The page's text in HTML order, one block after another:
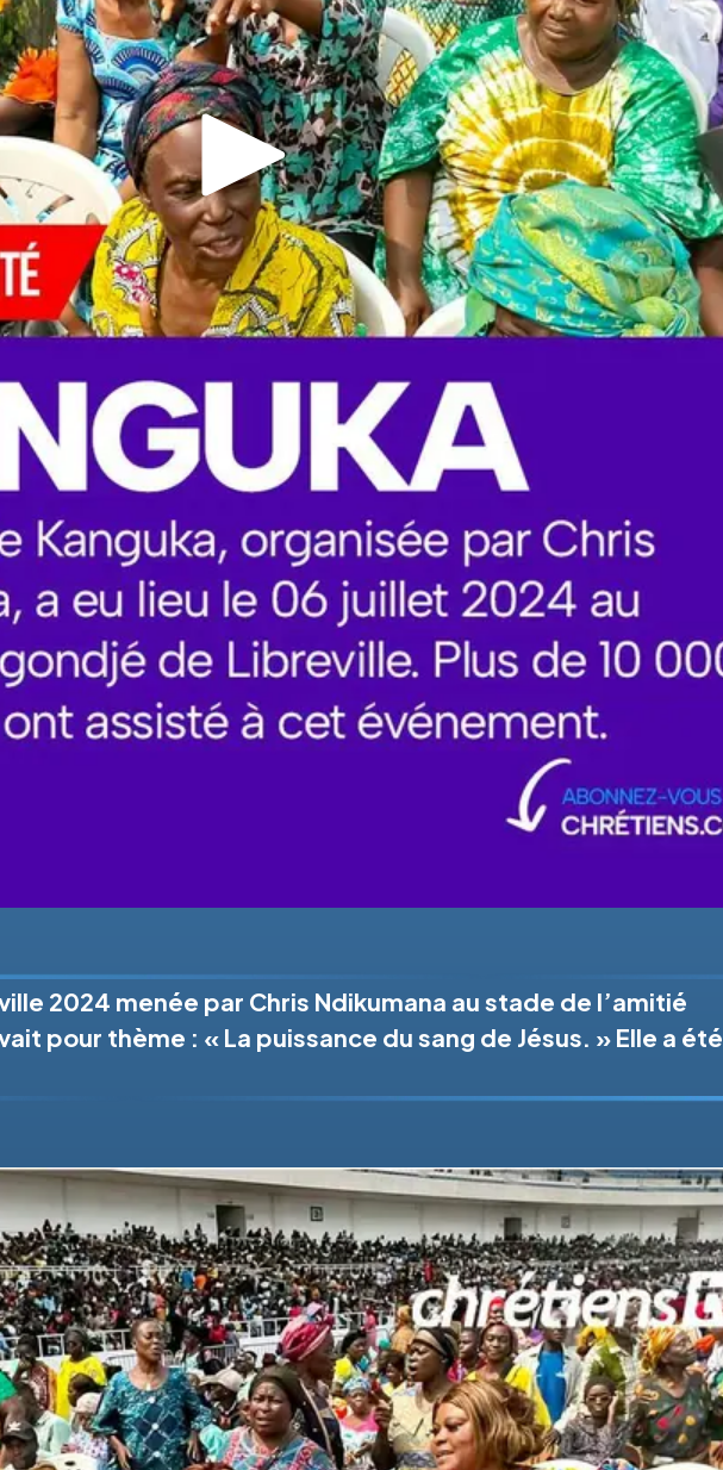
2024 menée par Chris Ndikumana au stade de l’amitié
pour thème : « La puissance du sang de Jésus. » Elle a été